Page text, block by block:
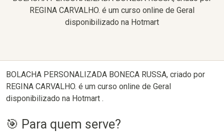
REGINA CARVALHO. é um curso online de Geral
disponibilizado na Hotmart
BOLACHA PERSONALIZADA BONECA RUSSA, criado por
REGINA CARVALHO. é um curso online de Geral
disponibilizado na Hotmart .
🎯 Para quem serve?